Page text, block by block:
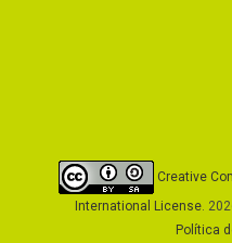
Creative
International License.
Política